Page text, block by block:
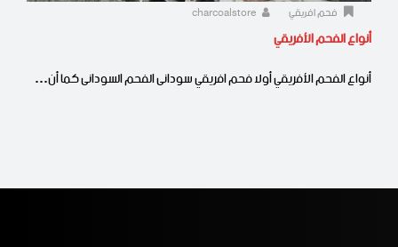
فحم افريقي
أنواع الفحم الأفريقي
أنواع الفحم الأفريقي أولا فحم افريقي سودانى الفحم السودانى كما أن…